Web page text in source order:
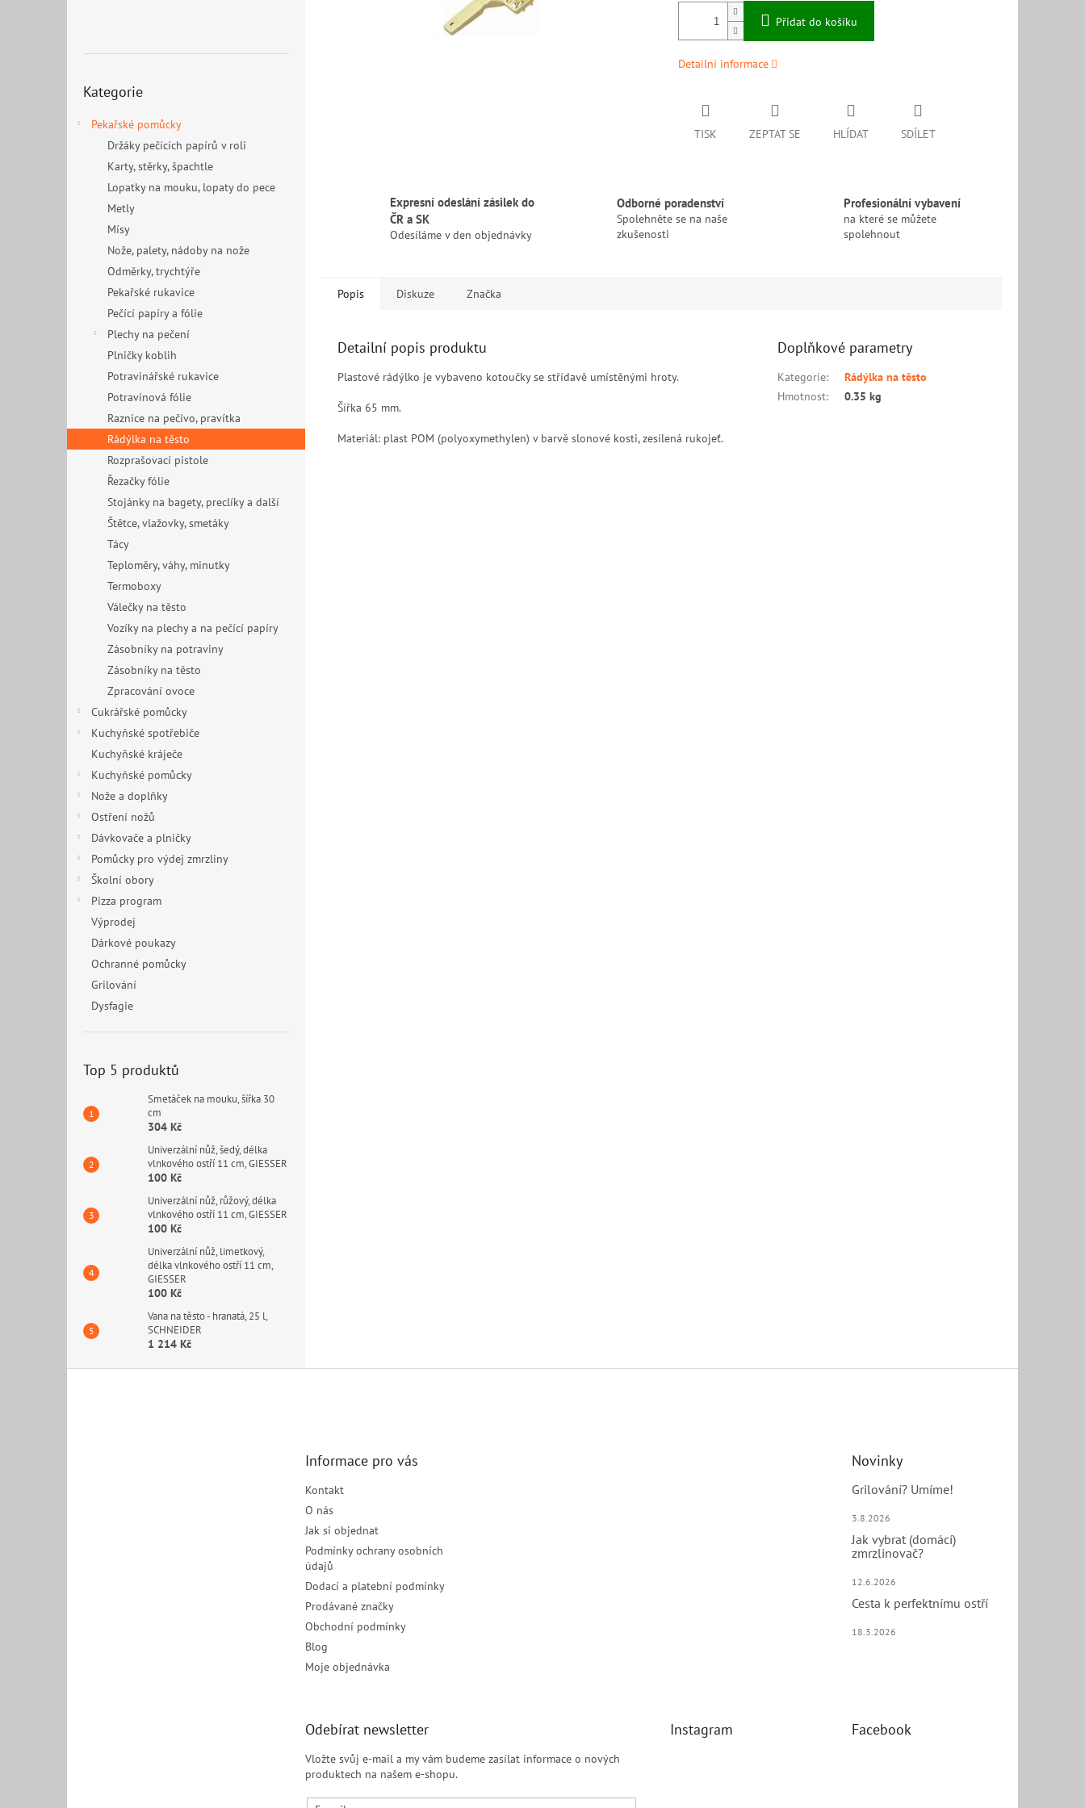
kategorie
Kategorie
Pekařské pomůcky
Držáky pečících papírů v roli
Karty, stěrky, špachtle
Lopatky na mouku, lopaty do pece
Metly
Mísy
Nože, palety, nádoby na nože
Odměrky, trychtýře
Pekařské rukavice
Pečící papíry a fólie
Plechy na pečení
Plničky koblih
Potravinářské rukavice
Potravinová fólie
Raznice na pečivo, pravítka
Rádýlka na těsto
Rozprašovací pistole
Řezačky fólie
Stojánky na bagety, preclíky a další
Štětce, vlažovky, smetáky
Tácy
Teploměry, váhy, minutky
Termoboxy
Válečky na těsto
Vozíky na plechy a na pečící papíry
Zásobníky na potraviny
Zásobníky na těsto
Zpracování ovoce
Cukrářské pomůcky
Kuchyňské spotřebiče
Kuchyňské kráječe
Kuchyňské pomůcky
Nože a doplňky
Ostření nožů
Dávkovače a plničky
Pomůcky pro výdej zmrzliny
Školní obory
Pizza program
Výprodej
Dárkové poukazy
Ochranné pomůcky
Grilování
Dysfagie
Top 5 produktů
Smetáček na mouku, šířka 30
cm
304 Kč
Univerzální nůž, šedý, délka
vlnkového ostří 11 cm, GIESSER
100 Kč
Univerzální nůž, růžový, délka
vlnkového ostří 11 cm, GIESSER
100 Kč
Univerzální nůž, limetkový,
délka vlnkového ostří 11 cm,
GIESSER
100 Kč
Vana na těsto - hranatá, 25 l,
SCHNEIDER
1 214 Kč
Přidat do košíku
Detailní informace
TISK ZEPTAT SE HLÍDAT SDÍLET
Expresní odeslání zásilek do
ČR a SK
Odesíláme v den objednávky
Odborné poradenství
Spolehněte se na naše
zkušenosti
Profesionální vybavení
na které se můžete
spolehnout
Popis Diskuze Značka
Detailní popis produktu
Plastové rádýlko je vybaveno kotoučky se střídavě umístěnými hroty.
Šířka 65 mm.
Materiál: plast POM (polyoxymethylen) v barvě slonové kosti, zesílená rukojeť.
Doplňkové parametry
Kategorie:
Rádýlka na těsto
Hmotnost: 0.35 kg
Informace pro vás
Kontakt
O nás
Jak si objednat
Podmínky ochrany osobních
údajů
Dodací a platební podmínky
Prodávané značky
Obchodní podmínky
Blog
Moje objednávka
Novinky
Grilování? Umíme!
3.8.2026
Jak vybrat (domácí)
zmrzlinovač?
12.6.2026
Cesta k perfektnímu ostří
18.3.2026
Odebírat newsletter
Vložte svůj e-mail a my vám budeme zasílat informace o nových
produktech na našem e-shopu.
Instagram Facebook